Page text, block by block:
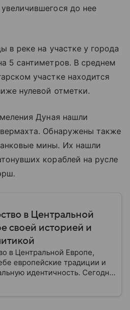
до нее
в реке на участке у города
5 сантиметров. В среднем
участке находится
нулевой отметки.
Дуная нашли
Обнаружены также
мины. Их нашли
кораблей на русле
в Центральной
своей историей и
в Центральной Европе,
европейские традиции и
идентичность. Сегодня
роль в политике ЕС, а ее